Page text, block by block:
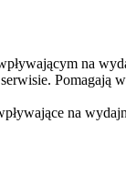
na
Pomagają
na